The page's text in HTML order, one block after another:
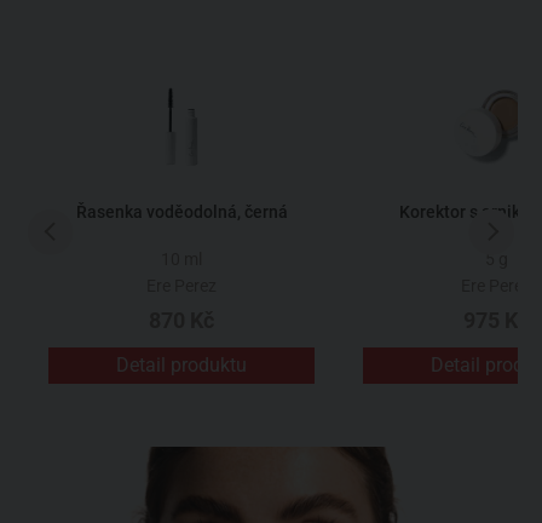
Řasenka voděodolná, černá
Detail produktu
Korektor s
Detail